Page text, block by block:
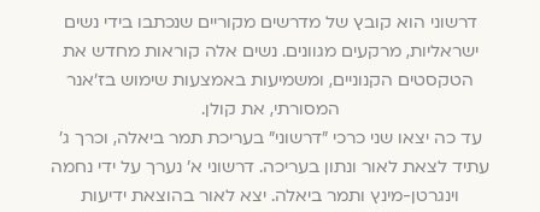
דרשוני הוא קובץ של מדרשים מקוריים שנכתבו בידי נשים
ישראליות, מרקעים מגוונים. נשים אלה קוראות מחדש את
הטקסטים הקנוניים, ומשמיעות באמצעות שימוש בז'אנר
המסורתי, את קולן.
עד כה יצאו שני כרכי ״דרשוני״ בעריכת תמר ביאלה, וכרך ג׳
עתיד לצאת לאור ונתון בעריכה. דרשוני א׳ נערך על ידי נחמה
וינגרטן-מינץ ותמר ביאלה. יצא לאור בהוצאת ידיעות